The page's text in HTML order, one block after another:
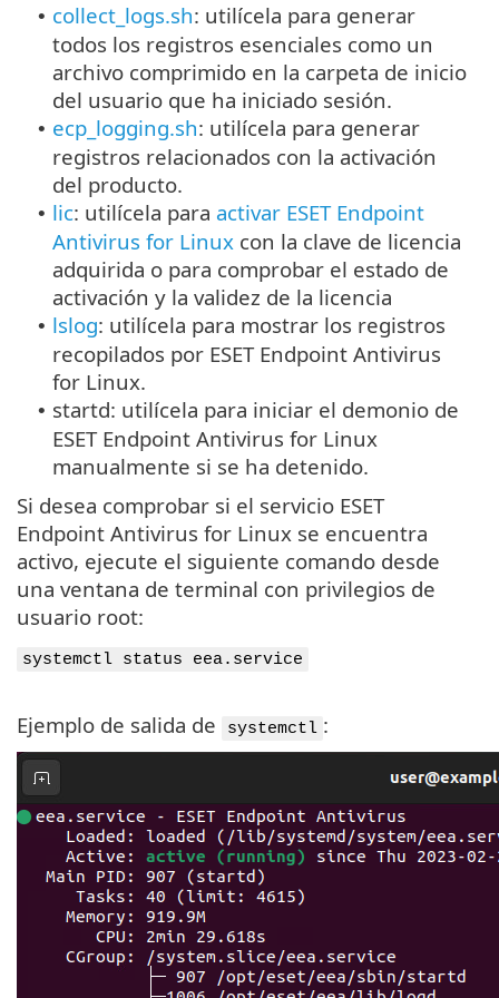
• collect_logs.sh: utilícela para generar
todos los registros esenciales como un
archivo comprimido en la carpeta de inicio
del usuario que ha iniciado sesión.
• ecp_logging.sh: utilícela para generar
registros relacionados con la activación
del producto.
• lic: utilícela para activar ESET Endpoint
Antivirus for Linux con la clave de licencia
adquirida o para comprobar el estado de
activación y la validez de la licencia
• lslog: utilícela para mostrar los registros
recopilados por ESET Endpoint Antivirus
for Linux.
• startd: utilícela para iniciar el demonio de
ESET Endpoint Antivirus for Linux
manualmente si se ha detenido.
Si desea comprobar si el servicio ESET
Endpoint Antivirus for Linux se encuentra
activo, ejecute el siguiente comando desde
una ventana de terminal con privilegios de
usuario root:
systemctl status eea.service
Ejemplo de salida de systemctl :